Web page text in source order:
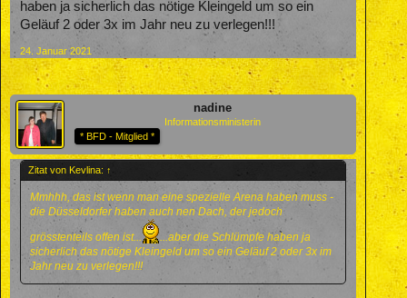
haben ja sicherlich das nötige Kleingeld um so ein
Geläuf 2 oder 3x im Jahr neu zu verlegen!!!
24. Januar 2021
nadine
Informationsministerin
* BFD - Mitglied *
Zitat von Kevlina: ↑
Mmhhh, das ist wenn man eine spezielle Arena haben muss -
die Düsseldorfer haben auch nen Dach, der jedoch
grösstenteils offen ist...
...aber die Schlümpfe haben ja
sicherlich das nötige Kleingeld um so ein Geläuf 2 oder 3x im
Jahr neu zu verlegen!!!